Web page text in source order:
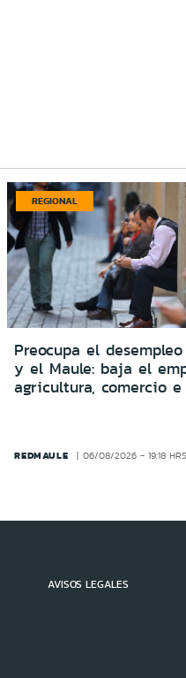
REGIONAL
Preocupa el
y el Maule: baja el
agricultura, comercio
REDMAULE 06/08/2026 - 19:18 HRS
AVISOS LEGALES